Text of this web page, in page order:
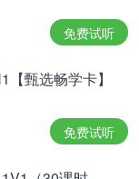
力也比较低，
很多网友对这
到很违和”。
免费试听
甄选畅学卡】
免费试听